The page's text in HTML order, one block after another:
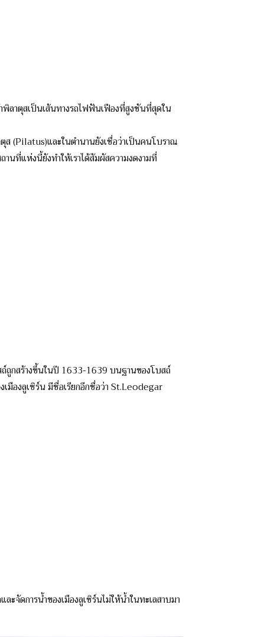
พิลาตุสเป็นเส้นทางรถไฟฟันเฟืองที่สูงชันที่สุดใน
(Pilatus)และในตำนานยังเชื่อว่าเป็นคนโบราณ
นที่แห่งนี้ยังทำให้เราได้สัมผัสความงดงามที่
ถูกสร้างขึ้นในปี 1633-1639 บนฐานของโบสถ์
องลูเซิร์น มีชื่อเรียกอีกชื่อว่า St.Leodegar
ดการน้ำของเมืองลูเซิร์นไม่ให้น้ำในทะเลสาบมา